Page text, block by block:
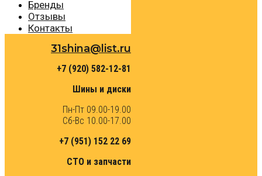
Бренды
Отзывы
Контакты
31shina@list.ru
+7 (920) 582-12-81
Шины и диски
Пн-Пт 09.00-19.00
Сб-Вс 10.00-17.00
+7 (951) 152 22 69
СТО и запчасти